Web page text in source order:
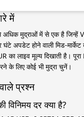
में
अधिक मुद्राओं में से एक है जिन्हें
अपडेट होने वाली मिड-
का लाइव मूल्य दिखाती है।
के लिए कोई भी मुद्रा चुनें।
प्रश्न
विनिमय दर क्या है?